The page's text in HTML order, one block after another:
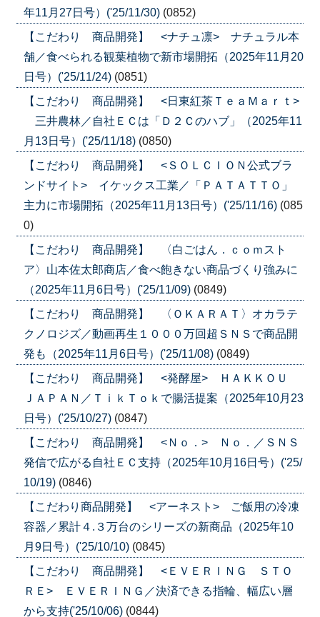
年11月27日号）('25/11/30) (0852)
【こだわり 商品開発】 <ナチュ凛> ナチュラル本
舗／食べられる観葉植物で新市場開拓（2025年11月20
日号）('25/11/24) (0851)
【こだわり 商品開発】 <日東紅茶ＴｅａＭａｒｔ>
三井農林／自社ＥＣは「Ｄ２Ｃのハブ」（2025年11
月13日号）('25/11/18) (0850)
【こだわり 商品開発】 <ＳＯＬＣＩＯＮ公式ブラ
ンドサイト> イケックス工業／「ＰＡＴＡＴＴＯ」
主力に市場開拓（2025年11月13日号）('25/11/16) (085
0)
【こだわり 商品開発】 〈白ごはん．ｃｏｍスト
ア〉山本佐太郎商店／食べ飽きない商品づくり強みに
（2025年11月6日号）('25/11/09) (0849)
【こだわり 商品開発】 〈ＯＫＡＲＡＴ〉オカラテ
クノロジズ／動画再生１０００万回超ＳＮＳで商品開
発も（2025年11月6日号）('25/11/08) (0849)
【こだわり 商品開発】 <発酵屋> ＨＡＫＫＯＵ
ＪＡＰＡＮ／ＴｉｋＴｏｋで腸活提案（2025年10月23
日号）('25/10/27) (0847)
【こだわり 商品開発】 <Ｎｏ．> Ｎｏ．／ＳＮＳ
発信で広がる自社ＥＣ支持（2025年10月16日号）('25/
10/19) (0846)
【こだわり商品開発】 <アーネスト> ご飯用の冷凍
容器／累計４.３万台のシリーズの新商品（2025年10
月9日号）('25/10/10) (0845)
【こだわり 商品開発】 <ＥＶＥＲＩＮＧ ＳＴＯ
ＲＥ> ＥＶＥＲＩＮＧ／決済できる指輪、幅広い層
から支持('25/10/06) (0844)